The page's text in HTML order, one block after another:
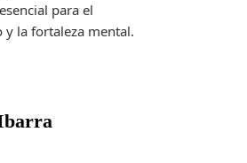
para el
la fortaleza mental.